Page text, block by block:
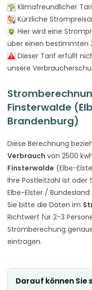
Klimafreundlicher
Kürzliche
Hier wird eine
über einen bestimmten
Dieser Tarif erfüllt
unsere
Finsterwalde
Brandenburg)
Diese Berechnung
Verbrauch von 2500
Finsterwalde (Elbe-
Ihre Postleitzahl ist oder
Elbe-Elster /
Sie bitte die Daten im
Richtwert für 2-3
Stromberechung
eintragen.
Darauf können Sie